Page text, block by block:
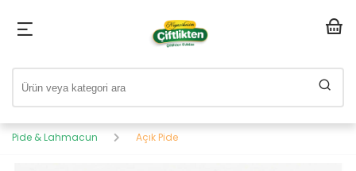
Pide & Lahmacun Açık Pide